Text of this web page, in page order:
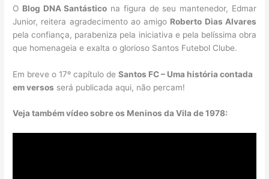
O Blog DNA Santástico na figura de seu mantenedor, Edmar
Junior, reitera agradecimento ao amigo Roberto Dias Alvares
pela confiança, parabeniza pela iniciativa e pela belíssima obra
que homenageia e exalta o glorioso Santos Futebol Clube.
Em breve o 17º capítulo deSantos FC – Uma história contada
em versos será publicada aqui, não percam!
Veja também vídeo sobre os Meninos da Vila de 1978: